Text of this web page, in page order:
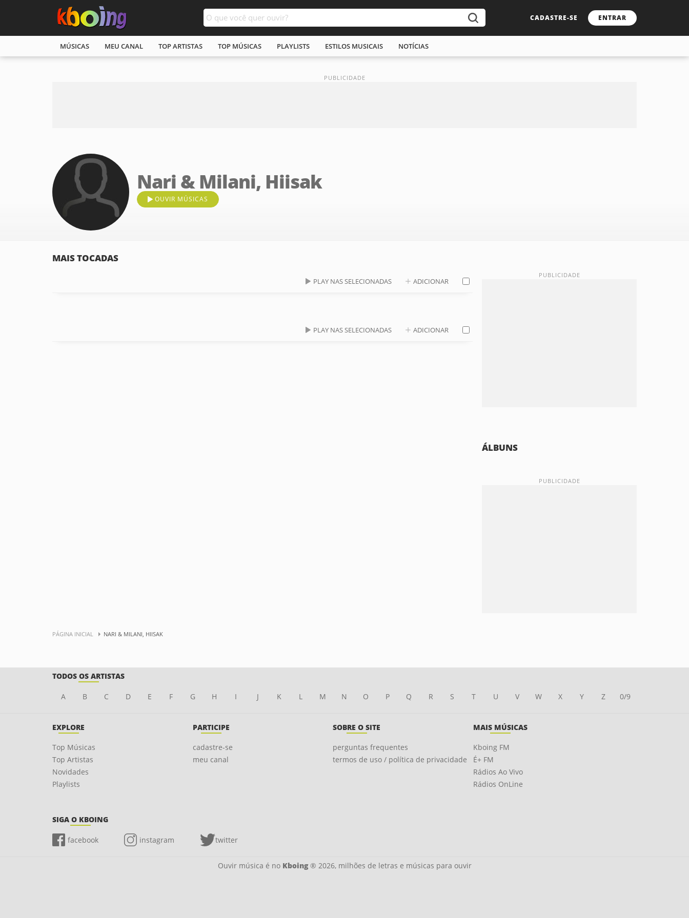
CADASTRE-SE ENTRAR
MÚSICAS MEU CANAL TOP ARTISTAS TOP MÚSICAS PLAYLISTS ESTILOS MUSICAIS NOTÍCIAS
Nari & Milani, Hiisak
OUVIR MÚSICAS
MAIS TOCADAS
PLAY NAS SELECIONADAS ADICIONAR
PLAY NAS SELECIONADAS ADICIONAR
ÁLBUNS
PÁGINA INICIAL NARI & MILANI, HIISAK
TODOS OS ARTISTAS
A B C D E F G H I J K L M N O P Q R S T U V W X Y Z 0/9
EXPLORE
Top Músicas
Top Artistas
Novidades
Playlists
PARTICIPE
cadastre-se
meu canal
SOBRE O SITE
perguntas frequentes
termos de uso / política de privacidade
MAIS MÚSICAS
Kboing FM
É+ FM
Rádios Ao Vivo
Rádios OnLine
SIGA O KBOING
facebook instagram twitter
Ouvir música é no Kboing® 2026, milhões de letras e músicas para ouvir